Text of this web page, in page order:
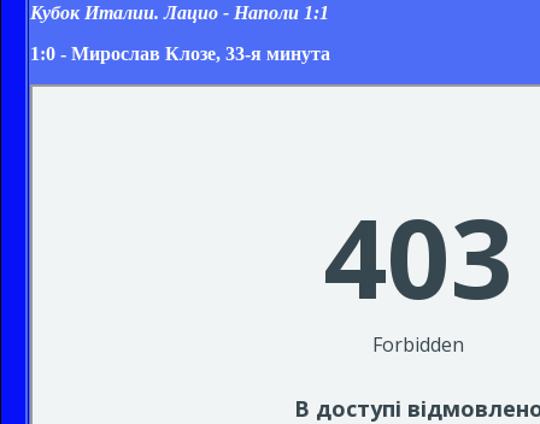
Кубок Италии. Лацио - Наполи 1:1
1:0 - Мирослав Клозе, 33-я минута